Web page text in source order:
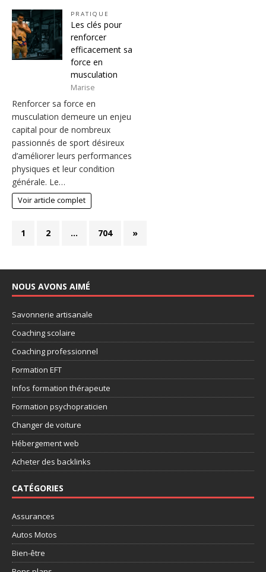
PRATIQUE
Les clés pour
renforcer
efficacement sa
force en
musculation
Marise
Renforcer sa force en
musculation demeure un enjeu
capital pour de nombreux
passionnés de sport désireux
d’améliorer leurs performances
physiques et leur condition
générale. Le…
Voir article complet
1 2 … 704 »
NOUS AVONS AIMÉ
Savonnerie artisanale
Coaching scolaire
Coaching professionnel
Formation EFT
Infos formation thérapeute
Formation psychopraticien
Changer de voiture
Hébergement web
Acheter des backlinks
CATÉGORIES
Assurances
Autos Motos
Bien-être